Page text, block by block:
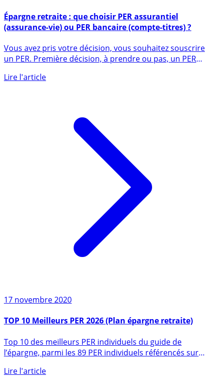
22 octobre 2020
(assurance-vie) ou PER bancaire (compte-titres) ?
un PER. Première décision, à prendre ou pas, un PER
17 novembre 2020
TOP 10 Meilleurs PER 2026 (Plan épargne retraite)
Top 10 des meilleurs PER individuels du guide de
l’épargne, parmi les 89 PER individuels référencés sur